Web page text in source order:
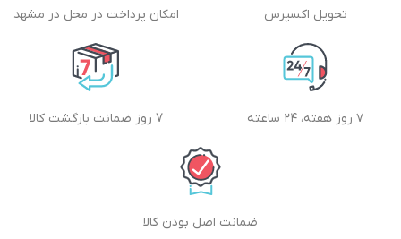
تحویل اکسپرس امکان پرداخت در محل در مشهد
۷ روز هفته، ۲۴ ساعته 7 روز ضمانت بازگشت کالا
ضمانت اصل بودن کالا